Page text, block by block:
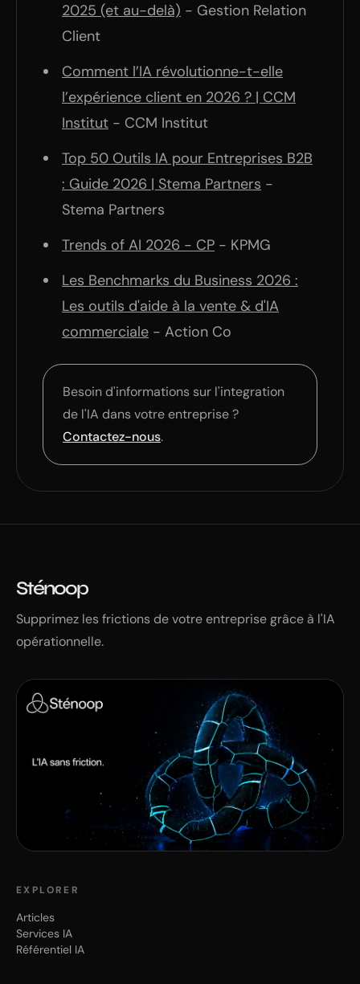
2025 (et au-delà) - Gestion Relation
Client
Comment l’IA révolutionne-t-elle
l’expérience client en 2026 ? | CCM
Institut - CCM Institut
Top 50 Outils IA pour Entreprises B2B
: Guide 2026 | Stema Partners -
Stema Partners
Trends of AI 2026 - CP - KPMG
Les Benchmarks du Business 2026 :
Les outils d'aide à la vente & d'IA
commerciale - Action Co
Besoin d'informations sur l'integration
de l'IA dans votre entreprise ?
Contactez-nous.
Sténoop
Supprimez les frictions de votre entreprise grâce à l'IA
opérationnelle.
EXPLORER
Articles
Services IA
Référentiel IA